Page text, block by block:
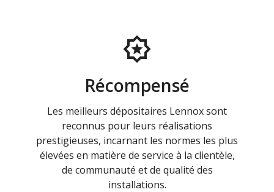
Récompensé
Les meilleurs dépositaires Lennox sont
reconnus pour leurs réalisations
prestigieuses, incarnant les normes les plus
élevées en matière de service à la clientèle,
de communauté et de qualité des
installations.